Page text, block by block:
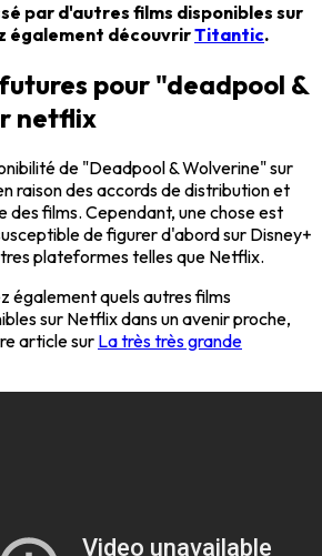
par d'autres films disponibles sur
également découvrirTitantic.
pour "deadpool &
netflix
de "Deadpool & Wolverine" sur
raison des accords de distribution et
des films. Cependant, une chose est
de figurer d'abord sur Disney+
plateformes telles que Netflix.
également quels autres films
sur Netflix dans un avenir proche,
article sur La très très grande